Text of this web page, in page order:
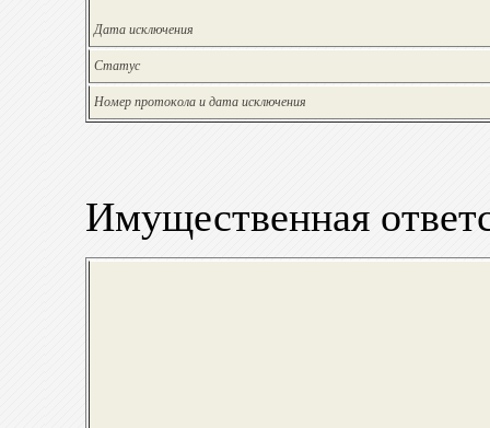
Дата исключения
Статус
Номер протокола и дата исключения
Имущественная